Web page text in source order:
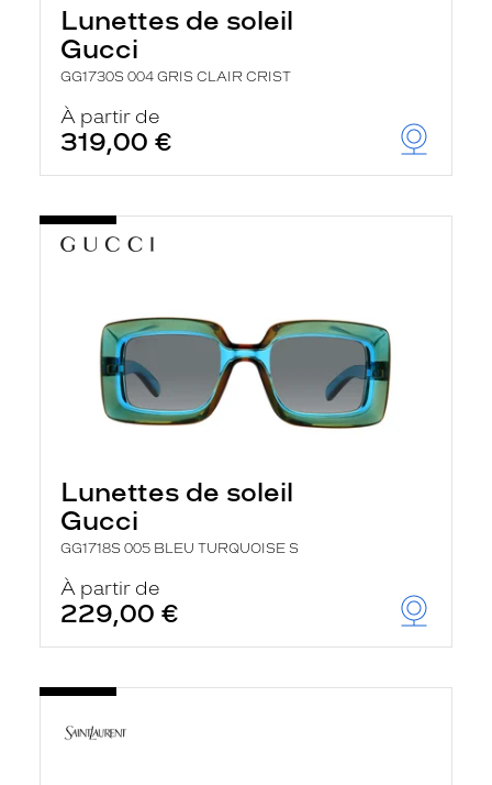
Lunettes de soleil
Gucci
GG1730S 004 GRIS CLAIR CRIST
À partir de
319,00 €
Lunettes de soleil
Gucci
GG1718S 005 BLEU TURQUOISE S
À partir de
229,00 €